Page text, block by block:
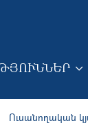
Ուսանողական